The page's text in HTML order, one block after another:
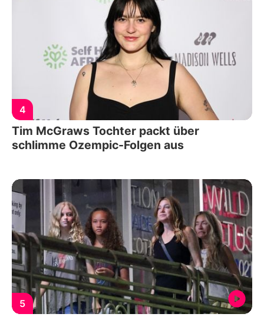
4
Tim McGraws Tochter packt über
schlimme Ozempic-Folgen aus
5